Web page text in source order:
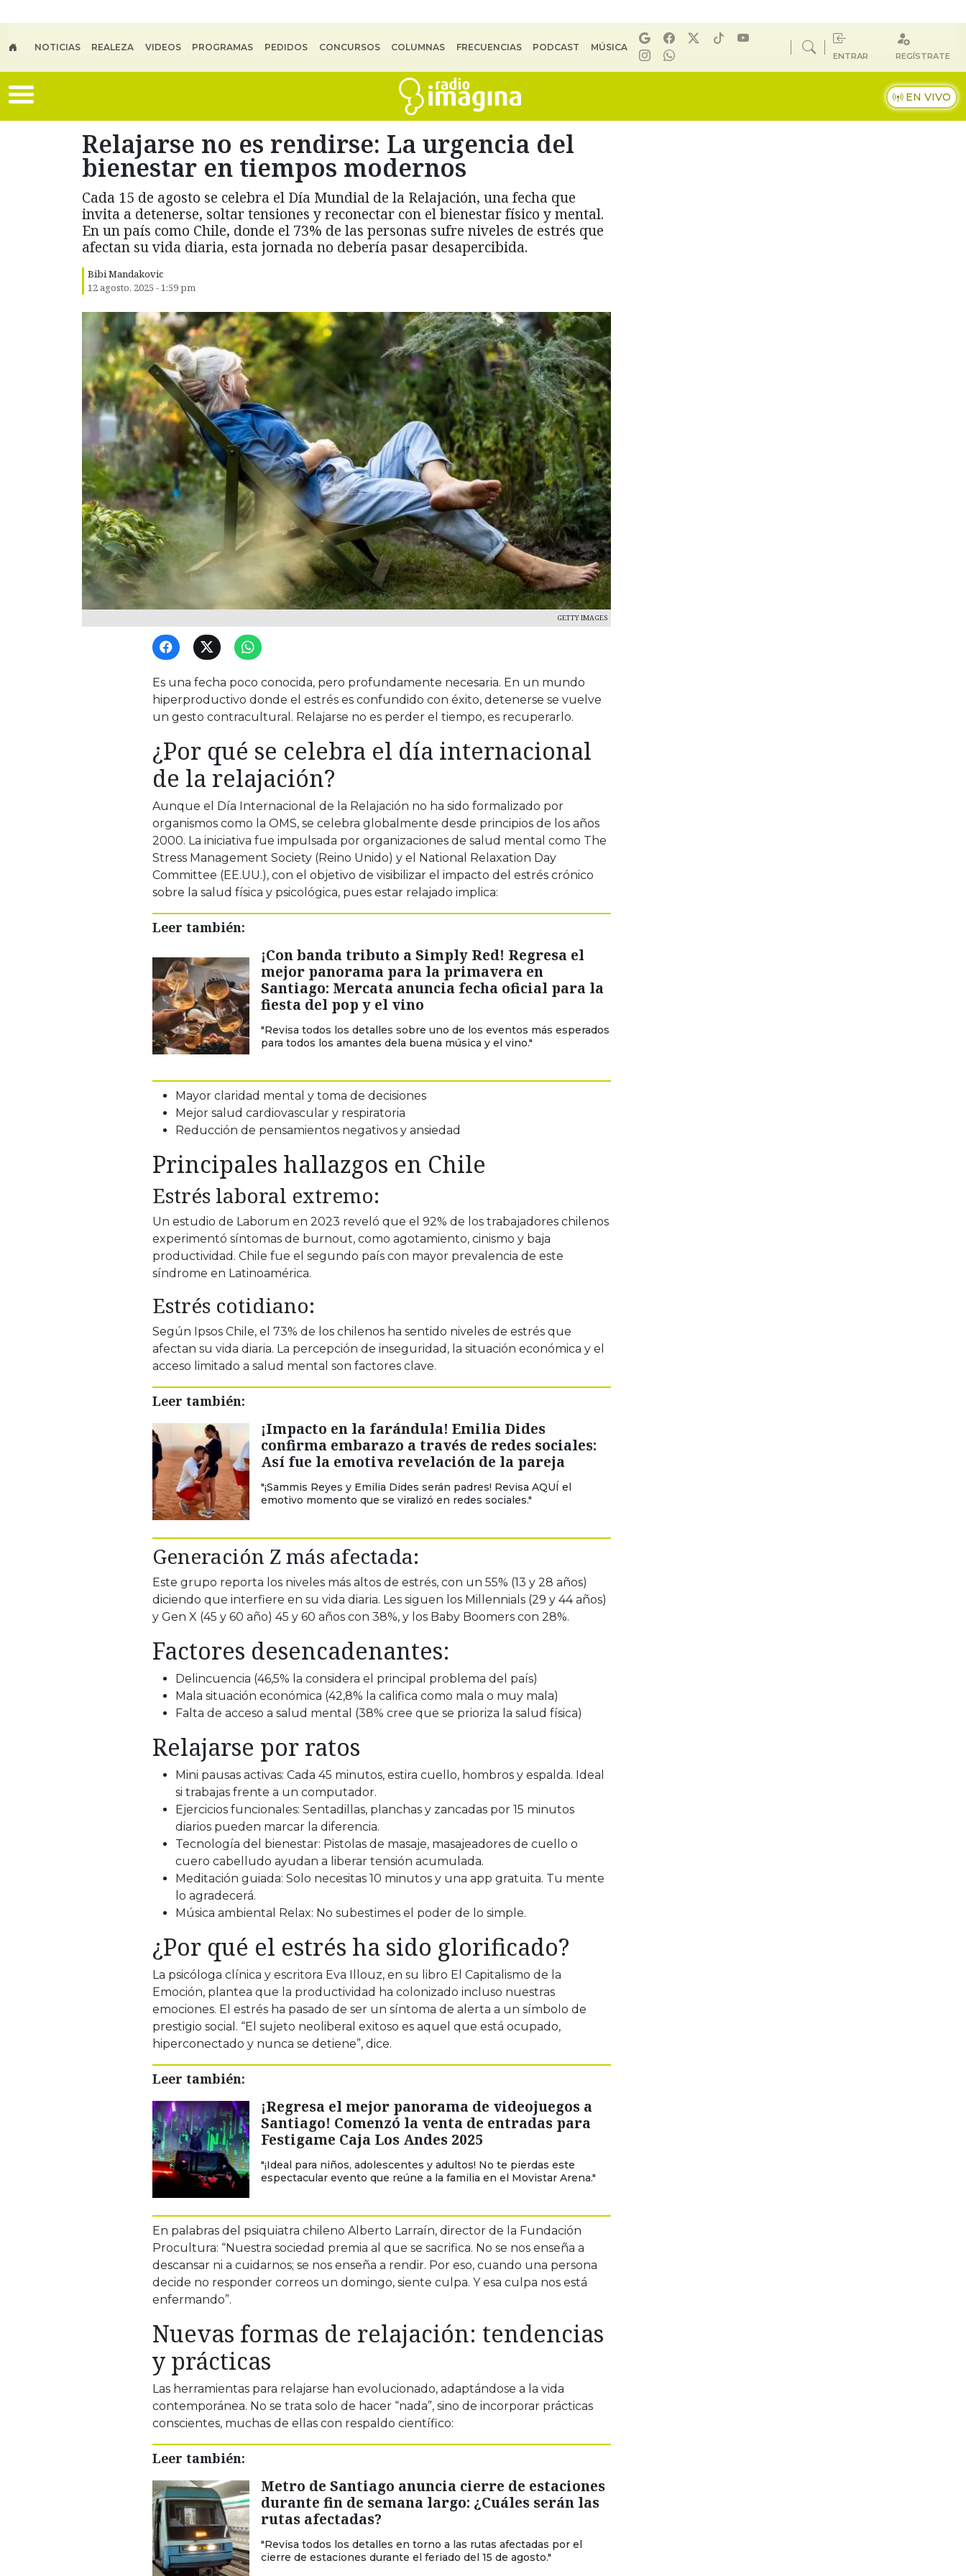
NOTICIAS REALEZA VIDEOS PROGRAMAS PEDIDOS CONCURSOS COLUMNAS FRECUENCIAS PODCAST MÚSICA
ENTRAR REGÍSTRATE
EN VIVO
Relajarse no es rendirse: La urgencia del
bienestar en tiempos modernos
Cada 15 de agosto se celebra el Día Mundial de la Relajación, una fecha que
invita a detenerse, soltar tensiones y reconectar con el bienestar físico y mental.
En un país como Chile, donde el 73% de las personas sufre niveles de estrés que
afectan su vida diaria, esta jornada no debería pasar desapercibida.
Bibi Mandakovic
12 agosto, 2025 - 1:59 pm
GETTY IMAGES
Es una fecha poco conocida, pero profundamente necesaria. En un mundo
hiperproductivo donde el estrés es confundido con éxito, detenerse se vuelve
un gesto contracultural. Relajarse no es perder el tiempo, es recuperarlo.
¿Por qué se celebra el día internacional
de la relajación?
Aunque el Día Internacional de la Relajación no ha sido formalizado por
organismos como la OMS, se celebra globalmente desde principios de los años
2000. La iniciativa fue impulsada por organizaciones de salud mental como The
Stress Management Society (Reino Unido) y el National Relaxation Day
Committee (EE.UU.), con el objetivo de visibilizar el impacto del estrés crónico
sobre la salud física y psicológica, pues estar relajado implica:
Leer también:
¡Con banda tributo a Simply Red! Regresa el
mejor panorama para la primavera en
Santiago: Mercata anuncia fecha oficial para la
fiesta del pop y el vino
"Revisa todos los detalles sobre uno de los eventos más esperados
para todos los amantes dela buena música y el vino."
Mayor claridad mental y toma de decisiones
Mejor salud cardiovascular y respiratoria
Reducción de pensamientos negativos y ansiedad
Principales hallazgos en Chile
Estrés laboral extremo:
Un estudio de Laborum en 2023 reveló que el 92% de los trabajadores chilenos
experimentó síntomas de burnout, como agotamiento, cinismo y baja
productividad. Chile fue el segundo país con mayor prevalencia de este
síndrome en Latinoamérica.
Estrés cotidiano:
Según Ipsos Chile, el 73% de los chilenos ha sentido niveles de estrés que
afectan su vida diaria. La percepción de inseguridad, la situación económica y el
acceso limitado a salud mental son factores clave.
Leer también:
¡Impacto en la farándula! Emilia Dides
confirma embarazo a través de redes sociales:
Así fue la emotiva revelación de la pareja
"¡Sammis Reyes y Emilia Dides serán padres! Revisa AQUÍ el
emotivo momento que se viralizó en redes sociales."
Generación Z más afectada:
Este grupo reporta los niveles más altos de estrés, con un 55% (13 y 28 años)
diciendo que interfiere en su vida diaria. Les siguen los Millennials (29 y 44 años)
y Gen X (45 y 60 año) 45 y 60 años con 38%, y los Baby Boomers con 28%.
Factores desencadenantes:
Delincuencia (46,5% la considera el principal problema del país)
Mala situación económica (42,8% la califica como mala o muy mala)
Falta de acceso a salud mental (38% cree que se prioriza la salud física)
Relajarse por ratos
Mini pausas activas: Cada 45 minutos, estira cuello, hombros y espalda. Ideal
si trabajas frente a un computador.
Ejercicios funcionales: Sentadillas, planchas y zancadas por 15 minutos
diarios pueden marcar la diferencia.
Tecnología del bienestar: Pistolas de masaje, masajeadores de cuello o
cuero cabelludo ayudan a liberar tensión acumulada.
Meditación guiada: Solo necesitas 10 minutos y una app gratuita. Tu mente
lo agradecerá.
Música ambiental Relax: No subestimes el poder de lo simple.
¿Por qué el estrés ha sido glorificado?
La psicóloga clínica y escritora Eva Illouz, en su libro El Capitalismo de la
Emoción, plantea que la productividad ha colonizado incluso nuestras
emociones. El estrés ha pasado de ser un síntoma de alerta a un símbolo de
prestigio social. “El sujeto neoliberal exitoso es aquel que está ocupado,
hiperconectado y nunca se detiene”, dice.
Leer también:
¡Regresa el mejor panorama de videojuegos a
Santiago! Comenzó la venta de entradas para
Festigame Caja Los Andes 2025
"¡Ideal para niños, adolescentes y adultos! No te pierdas este
espectacular evento que reúne a la familia en el Movistar Arena."
En palabras del psiquiatra chileno Alberto Larraín, director de la Fundación
Procultura: “Nuestra sociedad premia al que se sacrifica. No se nos enseña a
descansar ni a cuidarnos; se nos enseña a rendir. Por eso, cuando una persona
decide no responder correos un domingo, siente culpa. Y esa culpa nos está
enfermando”.
Nuevas formas de relajación: tendencias
y prácticas
Las herramientas para relajarse han evolucionado, adaptándose a la vida
contemporánea. No se trata solo de hacer “nada”, sino de incorporar prácticas
conscientes, muchas de ellas con respaldo científico:
Leer también:
Metro de Santiago anuncia cierre de estaciones
durante fin de semana largo: ¿Cuáles serán las
rutas afectadas?
"Revisa todos los detalles en torno a las rutas afectadas por el
cierre de estaciones durante el feriado del 15 de agosto."